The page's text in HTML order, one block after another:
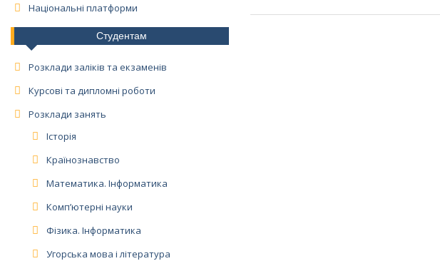
Національні платформи
Студентам
Розклади заліків та екзаменів
Курсові та дипломні роботи
Розклади занять
Історія
Країнознавство
Математика. Інформатика
Комп’ютерні науки
Фізика. Інформатика
Угорська мова і література